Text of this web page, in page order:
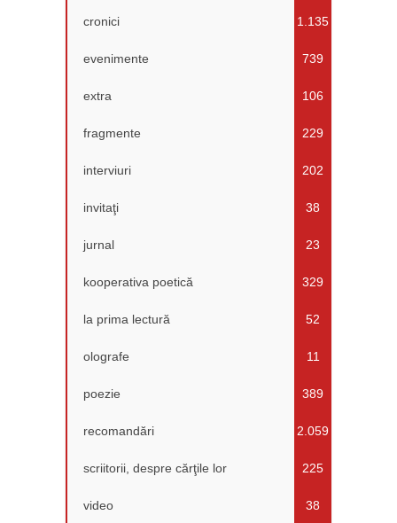
cronici 1.135
evenimente 739
extra 106
fragmente 229
interviuri 202
invitaţi 38
jurnal 23
kooperativa poetică 329
la prima lectură 52
olografe 11
poezie 389
recomandări 2.059
scriitorii, despre cărţile lor 225
video 38